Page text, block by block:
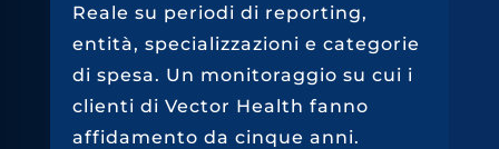
Reale su periodi di reporting,
entità, specializzazioni e categorie
di spesa. Un monitoraggio su cui i
clienti di Vector Health fanno
affidamento da cinque anni.